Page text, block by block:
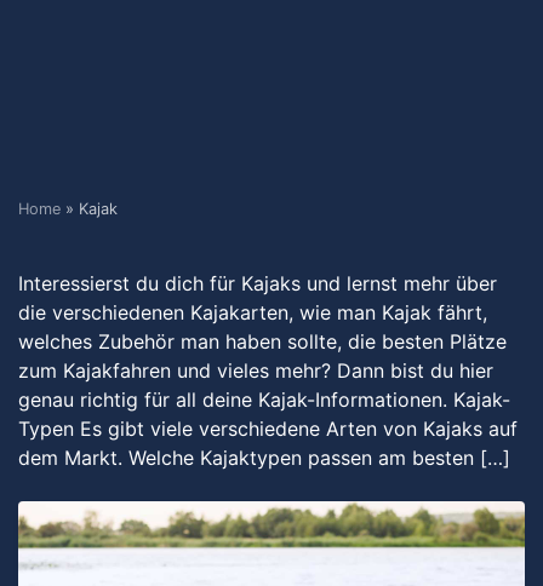
Home » Kajak
Interessierst du dich für Kajaks und lernst mehr über
die verschiedenen Kajakarten, wie man Kajak fährt,
welches Zubehör man haben sollte, die besten Plätze
zum Kajakfahren und vieles mehr? Dann bist du hier
genau richtig für all deine Kajak-Informationen. Kajak-
Typen Es gibt viele verschiedene Arten von Kajaks auf
dem Markt. Welche Kajaktypen passen am besten […]